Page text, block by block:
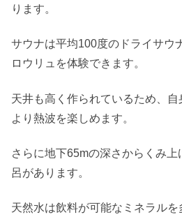
ります。
サウナは平均100度のドライサウ
ロウリュを体験できます。
天井も高く作られているため、
より熱波を楽しめます。
さらに地下65mの深さからくみ
呂があります。
天然水は飲料が可能なミネラルを